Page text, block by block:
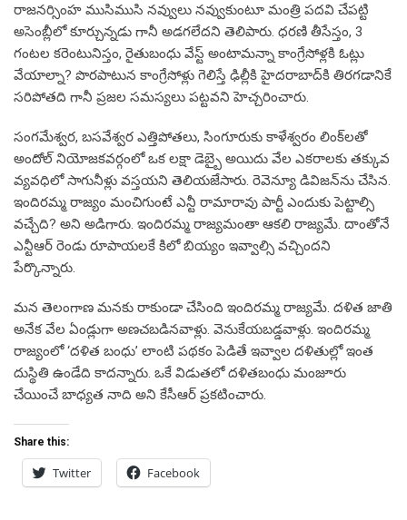
రాజనర్సింహ ముసిముసి నవ్వులు నవ్వుకుంటూ మంత్రి పదవి చేపట్టి
అసెంబ్లీలో కూర్చున్నడు గానీ అడగలేదని తెలిపారు. ధరణి తీసేస్తం, 3
గంటల కరెంటునిస్తం, రైతుబంధు వేస్ట్ అంటామన్నా కాంగ్రేసోళ్లకి ఓట్లు
వేయాల్నా? పొరపాటున కాంగ్రేసోళ్లు గెలిస్తే ఢిల్లీకి హైదరాబాద్‌కి తిరగడానికే
సరిపోతది గానీ ప్రజల సమస్యలు పట్టవని హెచ్చరించారు.
సంగమేశ్వర, బసవేశ్వర ఎత్తిపోతలు, సింగూరుకు కాళేశ్వరం లింక్‌లతో
అందోల్ నియోజకవర్గంలో ఒక లక్షా డెబ్బై అయిదు వేల ఎకరాలకు తక్కువ
వ్యవధిలో సాగునీళ్లు వస్తయని తెలియజేసారు. రెవెన్యూ డివిజన్‌ను చేసిన.
ఇందిరమ్మ రాజ్యం మంచిగుంటే ఎన్టీ రామారావు పార్టీ ఎందుకు పెట్టాల్సి
వచ్చేది? అని అడిగారు. ఇందిరమ్మ రాజ్యమంతా ఆకలి రాజ్యమే. దాంతోనే
ఎన్టీఆర్ రెండు రూపాయలకే కిలో బియ్యం ఇవ్వాల్సి వచ్చిందని
పేర్కొన్నారు.
మన తెలంగాణ మనకు రాకుండా చేసింది ఇందిరమ్మ రాజ్యమే. దళిత జాతి
అనేక వేల ఏండ్లుగా అణచబడినవాళ్లు. వెనుకేయబడ్డవాళ్లు. ఇందిరమ్మ
రాజ్యంలో ‘దళిత బంధు’ లాంటి పథకం పెడితే ఇవ్వాల దళితుల్లో ఇంత
దుస్థితి ఉండేది కాదన్నారు. ఒకే విడుత‌లో ద‌ళిత‌బంధు మంజూరు
చేయించే బాధ్య‌త నాది అని కేసీఆర్ ప్ర‌క‌టించారు.
Share this:
Twitter Facebook